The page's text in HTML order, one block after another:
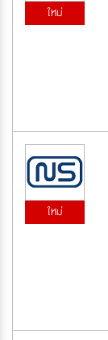
ใหม่
ใหม่